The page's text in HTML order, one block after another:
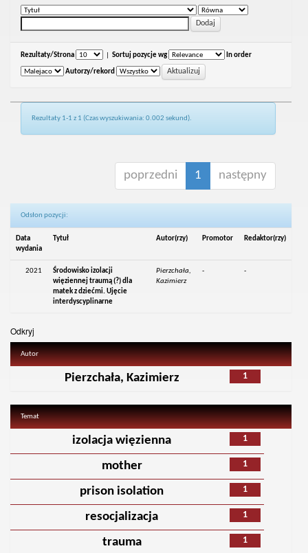
Rezultaty/Strona Sortuj pozycje wg In order
Autorzy/rekord
Rezultaty 1-1 z 1 (Czas wyszukiwania: 0.002 sekund).
poprzedni 1 następny
Odsłon pozycji:
Data
wydania
Tytuł Autor(rzy) Promotor Redaktor(rzy)
2021
Środowisko izolacji
więziennej traumą (?) dla
matek z dziećmi. Ujęcie
interdyscyplinarne
Pierzchała,
Kazimierz
- -
Odkryj
Autor
1
Pierzchała, Kazimierz
Temat
1
izolacja więzienna
1
mother
1
prison isolation
1
resocjalizacja
1
trauma